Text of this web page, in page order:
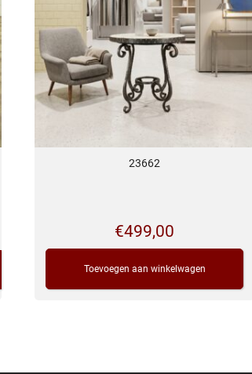
23662
€499,00
Toevoegen aan winkelwagen